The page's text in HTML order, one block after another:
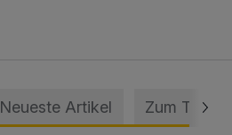
Neueste Artikel Zum Thema